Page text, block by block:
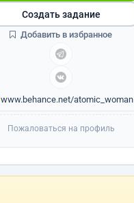
www.behance.net/atomic_woman
Создать задание
Добавить в избранное
Пожаловаться на профиль